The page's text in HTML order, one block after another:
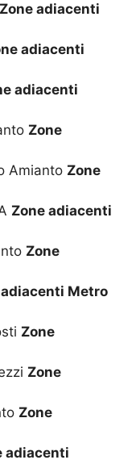
Zone adiacenti
adiacenti
adiacenti
Zone
Amianto Zone
Zone adiacenti
Zone
adiacenti Metro
Zone
Zone
Zone
adiacenti